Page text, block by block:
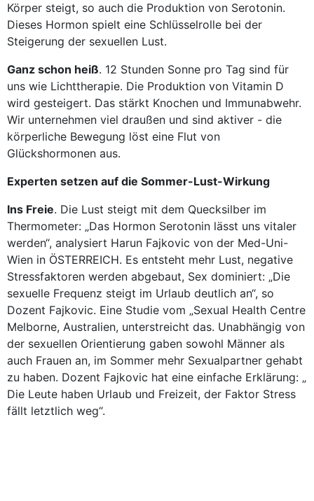
Körper steigt, so auch die Produktion von Serotonin.
Dieses Hormon spielt eine Schlüsselrolle bei der
Steigerung der sexuellen Lust.
Ganz schon heiß. 12 Stunden Sonne pro Tag sind für
uns wie Lichttherapie. Die Produktion von Vitamin D
wird gesteigert. Das stärkt Knochen und Immunabwehr.
Wir unternehmen viel draußen und sind aktiver - die
körperliche Bewegung löst eine Flut von
Glückshormonen aus.
Experten setzen auf die Sommer-Lust-Wirkung
Ins Freie. Die Lust steigt mit dem Quecksilber im
Thermometer: „Das Hormon Serotonin lässt uns vitaler
werden“, analysiert Harun Fajkovic von der Med-Uni-
Wien in ÖSTERREICH. Es entsteht mehr Lust, negative
Stressfaktoren werden abgebaut, Sex dominiert: „Die
sexuelle Frequenz steigt im Urlaub deutlich an“, so
Dozent Fajkovic. Eine Studie vom „Sexual Health Centre
Melborne, Australien, unterstreicht das. Unabhängig von
der sexuellen Orientierung gaben sowohl Männer als
auch Frauen an, im Sommer mehr Sexualpartner gehabt
zu haben. Dozent Fajkovic hat eine einfache Erklärung: „
Die Leute haben Urlaub und Freizeit, der Faktor Stress
fällt letztlich weg“.